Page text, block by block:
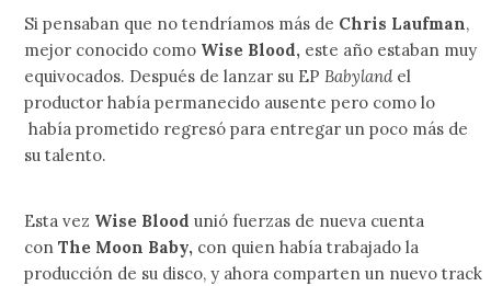
Si pensaban que no tendríamos más de Chris Laufman,
mejor conocido como Wise Blood, este año estaban muy
equivocados. Después de lanzar su EPBabyland el
productor había permanecido ausente pero como lo
había prometido regresó para entregar un poco más de
su talento.
Esta vez Wise Bloodunió fuerzas de nueva cuenta
conThe Moon Baby, con quien había trabajado la
producción de su disco, y ahora comparten un nuevo track